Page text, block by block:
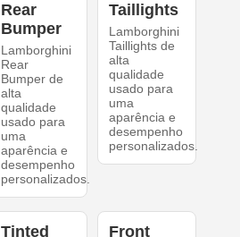
Rear
Bumper
Lamborghini
Rear
Bumper de
alta
qualidade
usado para
uma
aparência e
desempenho
personalizados.
Taillights
Lamborghini
Taillights de
alta
qualidade
usado para
uma
aparência e
desempenho
personalizados.
Tinted
Front